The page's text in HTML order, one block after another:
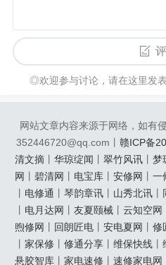
◎欢迎参与讨论，请在这里发
网站文章内容来源于网络，如有
352446720@qq.com丨 赣ICP备
清文摘
华琼绽闻 翠竹风讯 梦
网
碧清网 电宝库 安修网 一
电修通 琴韵章讯 山秀北讯
电月达网 友夏颐械 云知空网
煦修网
回朗匠电 安电夏网 修
家保修 修通分享 维保快线
悬胶智库
家电速修 速修家电网